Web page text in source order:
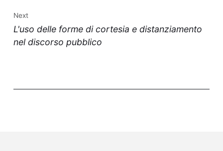
Next
L'uso delle forme di cortesia e distanziamento
nel discorso pubblico